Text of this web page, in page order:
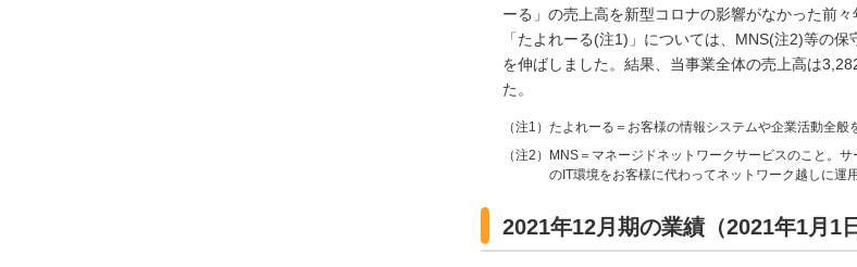
ーる」の売上高を新型コロナの影響がなかった前
「たよれーる(注1)」については、MNS(注2)等の
を伸ばしました。結果、当事業全体の売上高は
た。
（注1）たよれーる＝お客様の情報システムや企業活動全般
（注2）MNS＝マネージドネットワークサービスのこと。
のIT環境をお客様に代わってネットワーク越しに運
2021年12月期の業績（2021年1月1